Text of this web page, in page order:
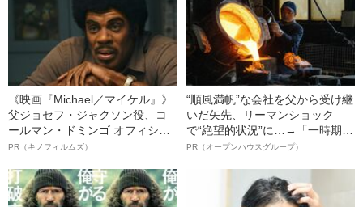
害を負った“恐怖の瞬間”を明かす
《映画『Michael／マイケル』》
父ジョセフ・ジャクソン役、コ
ールマン・ドミンゴ オフィシャ
ルインタビュー“観客を魅了した
語る”《日本興収70億円突破》
PR（キノフィルムズ）
“順風満帆”な会社を父から受け継
いだ矢先、リーマンショック
で“絶望的状況”に…→「一時期は
納品3年待ち」のヒット商品を生
明かす、“逆転の戦術”
PR（オープンハウスグループ）